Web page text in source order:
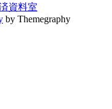
資料室
by Themegraphy